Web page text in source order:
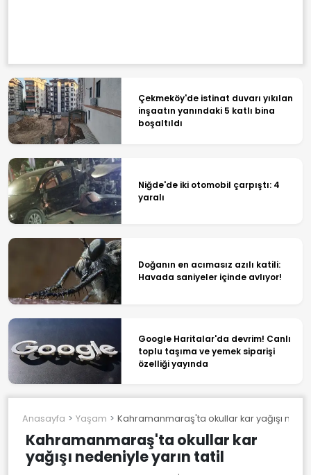
Çekmeköy'de istinat duvarı yıkılan
inşaatın yanındaki 5 katlı bina
boşaltıldı
Niğde'de iki otomobil çarpıştı: 4
yaralı
Doğanın en acımasız azılı katili:
Havada saniyeler içinde avlıyor!
Google Haritalar'da devrim! Canlı
toplu taşıma ve yemek siparişi
özelliği yayında
Anasayfa Yaşam Kahramanmaraş'ta okullar kar yağışı
Kahramanmaraş'ta okullar kar
yağışı nedeniyle yarın tatil